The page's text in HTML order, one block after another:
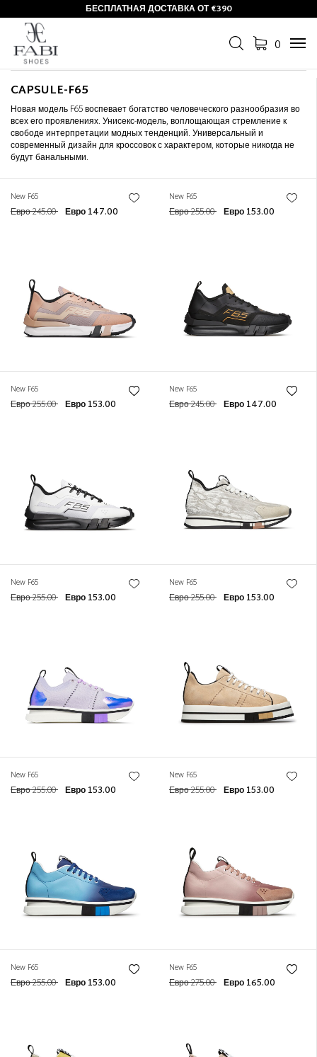
БЕСПЛАТНАЯ ДОСТАВКА ОТ €390
0
Фильтр+
CAPSULE-F65
Новая модель F65 воспевает богатство человеческого разнообразия во
всех его проявлениях. Унисекс-модель, воплощающая стремление к
свободе интерпретации модных тенденций. Универсальный и
современный дизайн для кроссовок с характером, которые никогда не
будут банальными.
New F65
Евро 245.00 Евро 147.00
New F65
Евро 255.00 Евро 153.00
New F65
Евро 255.00 Евро 153.00
New F65
Евро 245.00 Евро 147.00
New F65
Евро 255.00 Евро 153.00
New F65
Евро 255.00 Евро 153.00
New F65
Евро 255.00 Евро 153.00
New F65
Евро 255.00 Евро 153.00
New F65
Евро 255.00 Евро 153.00
New F65
Евро 275.00 Евро 165.00